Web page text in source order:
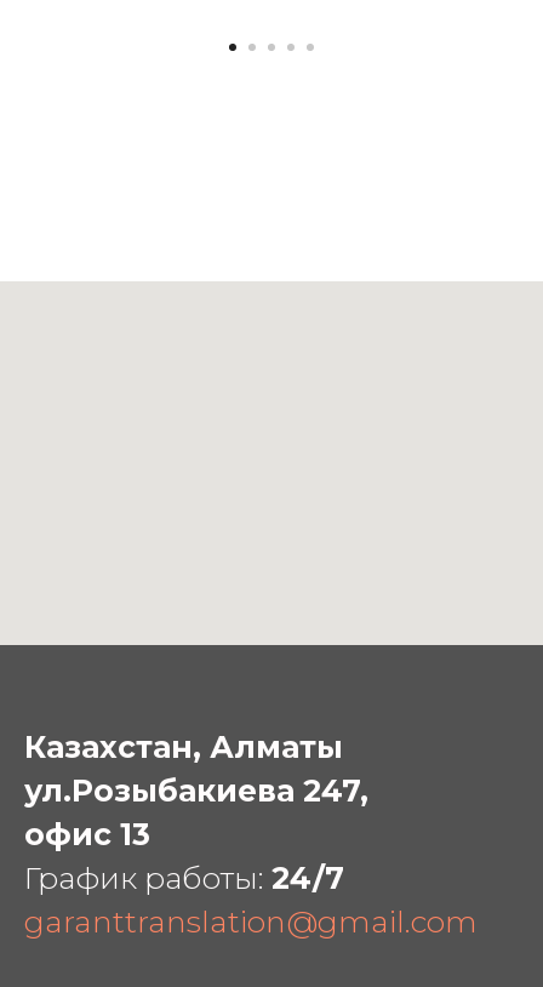
Казахстан, Алматы
ул.Розыбакиева 247,
офис 13
График работы: 24/7
garanttranslation@gmail.com